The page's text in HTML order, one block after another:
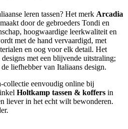
leren tassen? Het merk Arcadia
door de gebroeders Tondi en
hoogwaardige leerkwaliteit en
met de hand vervaardigd, met
en oog voor elk detail. Het
met een blijvende uitstraling;
liefhebber van Italiaans design.
collectie eenvoudig online bij
Holtkamp tassen & koffers in
liever in het echt wilt bewonderen.